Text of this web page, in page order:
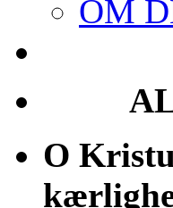
OM
O